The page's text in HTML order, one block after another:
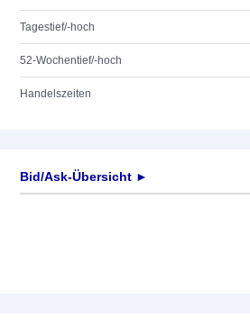
Tagestief/-hoch
52-Wochentief/-hoch
Handelszeiten
Bid/Ask-Übersicht ►